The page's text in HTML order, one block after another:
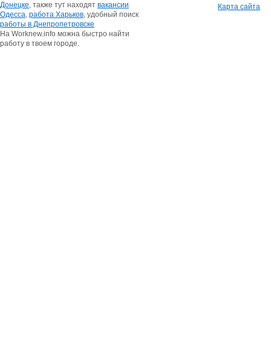
Донецке, также тут находят вакансии
Одесса, работа Харьков, удобный поиск
работы в Днепропетровске
На Worknew.info можна быстро найти
работу в твоем городе.
Карта сайта